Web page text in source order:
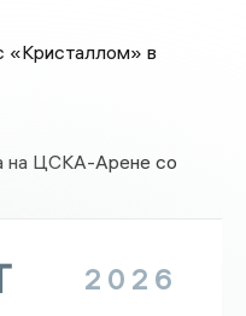
«Кристаллом» в
на ЦСКА-Арене со
2026